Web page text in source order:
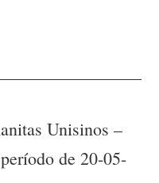
Unisinos –
de 20-05-